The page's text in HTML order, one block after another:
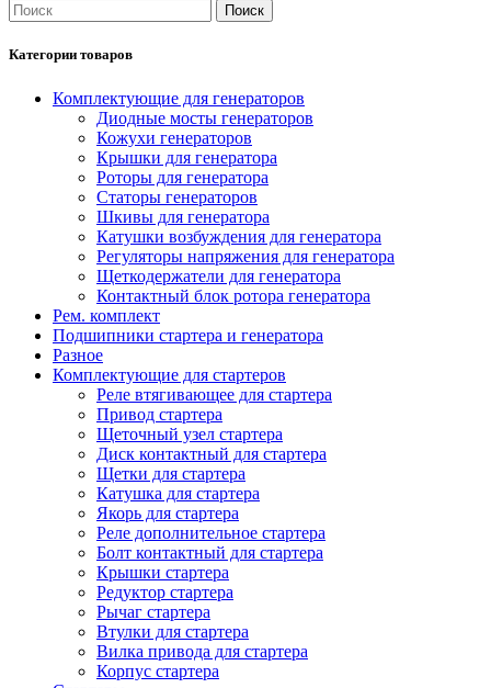
Поиск
Категории товаров
Комплектующие для генераторов
Диодные мосты генераторов
Кожухи генераторов
Крышки для генератора
Роторы для генератора
Статоры генераторов
Шкивы для генератора
Катушки возбуждения для генератора
Регуляторы напряжения для генератора
Щеткодержатели для генератора
Контактный блок ротора генератора
Рем. комплект
Подшипники стартера и генератора
Разное
Комплектующие для стартеров
Реле втягивающее для стартера
Привод стартера
Щеточный узел стартера
Диск контактный для стартера
Щетки для стартера
Катушка для стартера
Якорь для стартера
Реле дополнительное стартера
Болт контактный для стартера
Крышки стартера
Редуктор стартера
Рычаг стартера
Втулки для стартера
Вилка привода для стартера
Корпус стартера